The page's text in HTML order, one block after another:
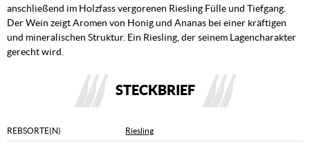
anschließend im Holzfass vergorenen Riesling Fülle und Tiefgang.
Der Wein zeigt Aromen von Honig und Ananas bei einer kräftigen
und mineralischen Struktur. Ein Riesling, der seinem Lagencharakter
gerecht wird.
STECKBRIEF
REBSORTE(N) Riesling